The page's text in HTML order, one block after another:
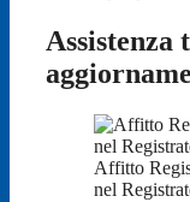
Assistenza
Affitto
nel